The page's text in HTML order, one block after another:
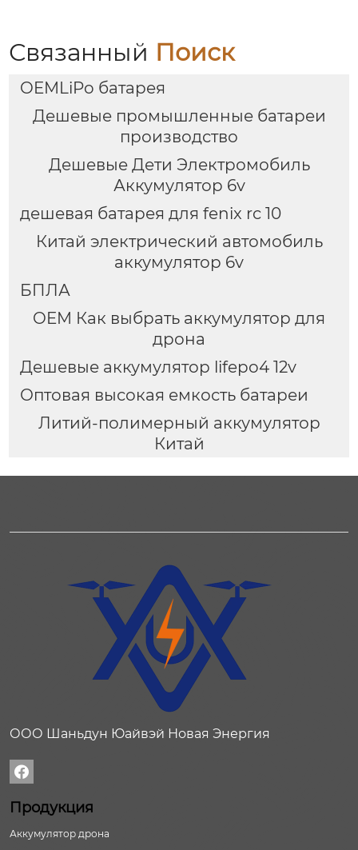
Связанный Поиск
OEMLiPo батарея
Дешевые промышленные батареи
производство
Дешевые Дети Электромобиль
Аккумулятор 6v
дешевая батарея для fenix rc 10
Китай электрический автомобиль
аккумулятор 6v
БПЛА
OEM Как выбрать аккумулятор для
дрона
Дешевые аккумулятор lifepo4 12v
Оптовая высокая емкость батареи
Литий-полимерный аккумулятор
Китай
ООО Шаньдун Юайвэй Новая Энергия

Продукция
Аккумулятор дрона